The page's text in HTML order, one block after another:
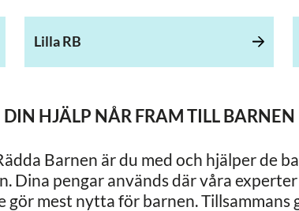
Lilla RB
DIN HJÄLP NÅR FRAM TILL BARNEN
Barnen är du med och hjälper de
Dina pengar används där våra
gör mest nytta för barnen. Tillsammans